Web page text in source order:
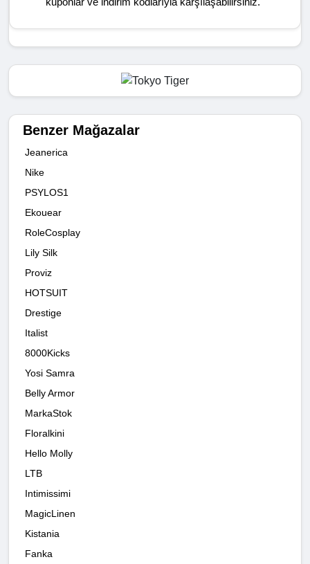
Benzer Mağazalar
Jeanerica
Nike
PSYLOS1
Ekouear
RoleCosplay
Lily Silk
Proviz
HOTSUIT
Drestige
Italist
8000Kicks
Yosi Samra
Belly Armor
MarkaStok
Floralkini
Hello Molly
LTB
Intimissimi
MagicLinen
Kistania
Fanka